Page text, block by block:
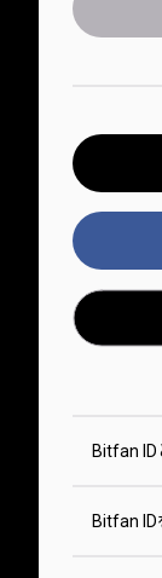
Bitfan ID
Bitfan ID